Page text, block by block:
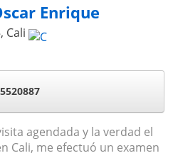
Enrique
, Cali
5520887
agendada y la verdad el
Cali, me efectuó un examen